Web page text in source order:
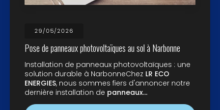
29/05/2026
Pose de panneaux photovoltaïques au sol à Narbonne
Installation de panneaux photovoltaïques : une
solution durable à NarbonneChez LR ECO
ENERGIES, nous sommes fiers d'annoncer notre
dernière installation de panneaux…